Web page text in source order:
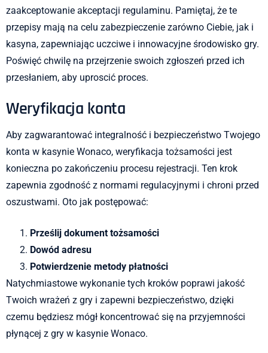
zaakceptowanie akceptacji regulaminu. Pamiętaj, że te
przepisy mają na celu zabezpieczenie zarówno Ciebie, jak i
kasyna, zapewniając uczciwe i innowacyjne środowisko gry.
Poświęć chwilę na przejrzenie swoich zgłoszeń przed ich
przesłaniem, aby uproscić proces.
Weryfikacja konta
Aby zagwarantować integralność i bezpieczeństwo Twojego
konta w kasynie Wonaco, weryfikacja tożsamości jest
konieczna po zakończeniu procesu rejestracji. Ten krok
zapewnia zgodność z normami regulacyjnymi i chroni przed
oszustwami. Oto jak postępować:
Prześlij dokument tożsamości
Dowód adresu
Potwierdzenie metody płatności
Natychmiastowe wykonanie tych kroków poprawi jakość
Twoich wrażeń z gry i zapewni bezpieczeństwo, dzięki
czemu będziesz mógł koncentrować się na przyjemności
płynącej z gry w kasynie Wonaco.